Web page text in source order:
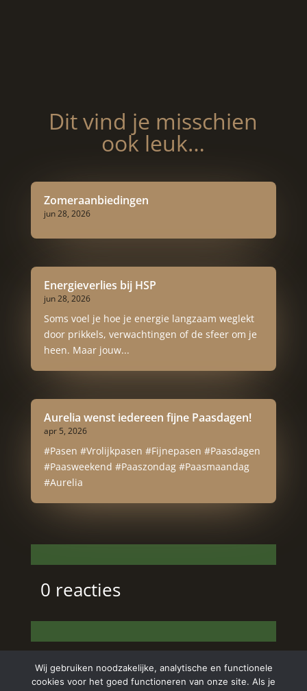
Dit vind je misschien
ook leuk…
Zomeraanbiedingen
jun 28, 2026
Energieverlies bij HSP
jun 28, 2026
Soms voel je hoe je energie langzaam weglekt
door prikkels, verwachtingen of de sfeer om je
heen. Maar jouw...
Aurelia wenst iedereen fijne Paasdagen!
apr 5, 2026
#Pasen #Vrolijkpasen #Fijnepasen #Paasdagen
#Paasweekend #Paaszondag #Paasmaandag
#Aurelia
0 reacties
Wij gebruiken noodzakelijke, analytische en functionele
cookies voor het goed functioneren van onze site. Als je